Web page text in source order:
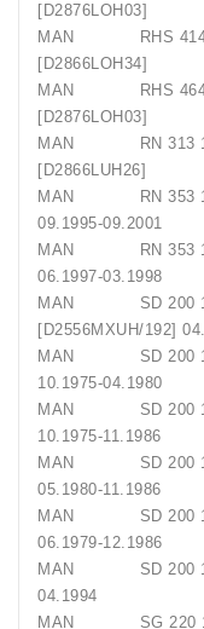
MAN
MAN
MAN RN 313
MAN RN 353
09.1995-
MAN RN 353
06.1997-
MAN SD 200
[D2556MXUH/
MAN SD 200
10.1975-
MAN SD 200
10.1975-
MAN SD 200
05.1980-
MAN SD 200
06.1979-
MAN SD 200
04.1994
MAN SG